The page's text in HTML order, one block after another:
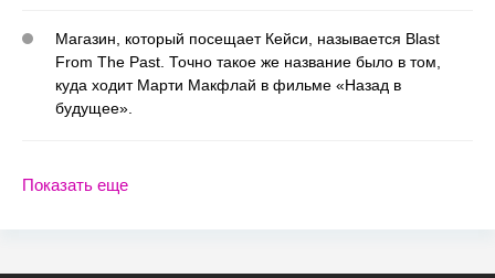
Магазин, который посещает Кейси, называется Blast
From The Past. Точно такое же название было в том,
куда ходит Марти Макфлай в фильме «Назад в
будущее».
Показать еще